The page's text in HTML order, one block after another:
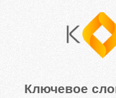
Ключевое